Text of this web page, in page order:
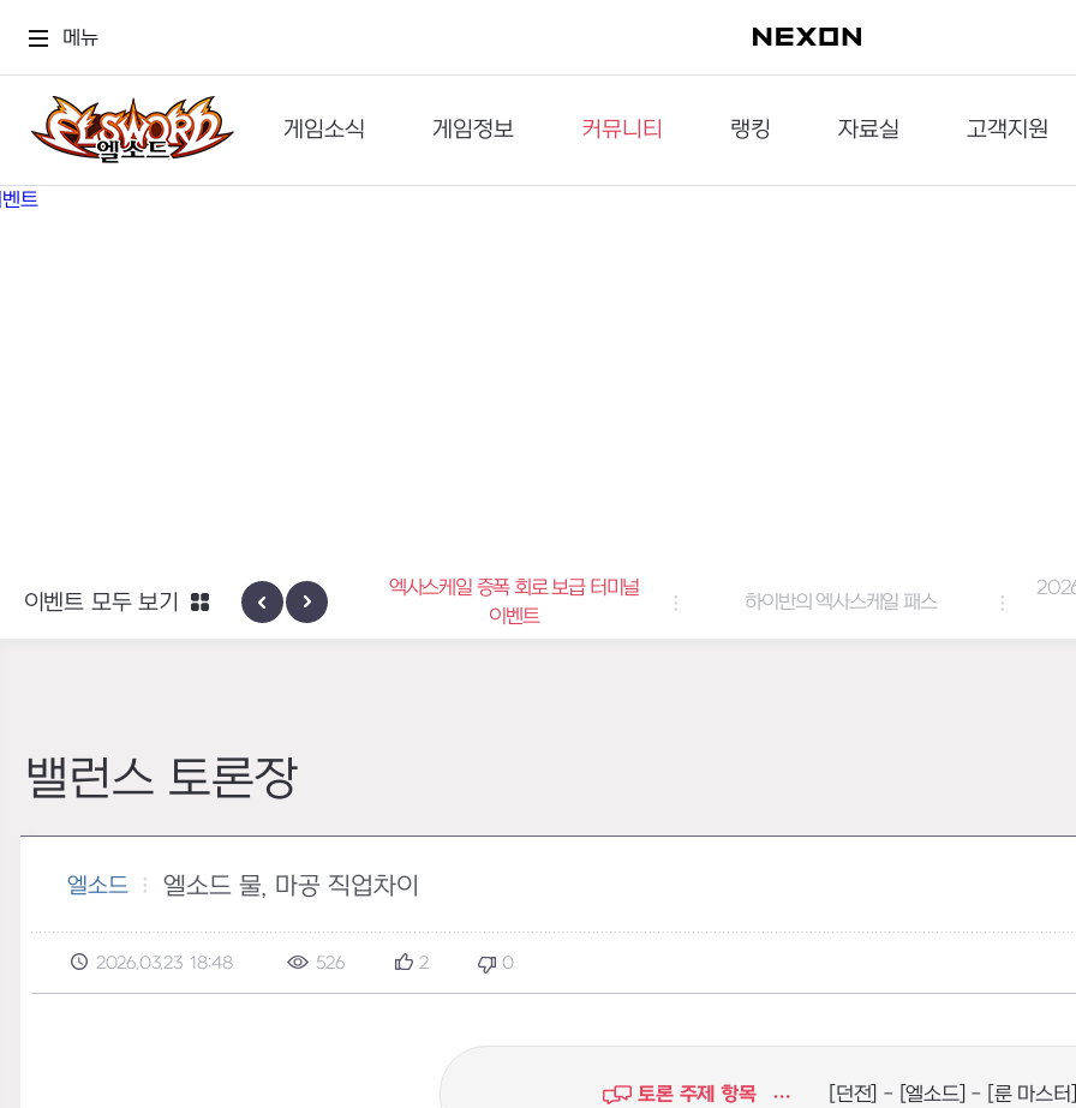
메뉴
게임소식
공지사항
게임정보
세계관
커뮤니티
이슈게시판
랭킹
던전랭킹
자료실
다운로드
고객지원
문의하기
신규 지역 네블론
엑사스케일 증폭 회로 보급 터미널
이벤트
하이반의 엑사스케일 패스
이벤트 모두 보기
밸런스 토론장
엘소드 엘소드 물, 마공 직업차이
2026.03.23 18:48 526 2 0
토론 주제 항목 [던전] - [엘소드] - [룬 마스